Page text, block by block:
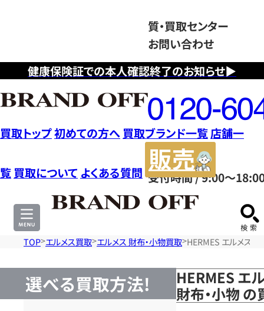
健康保険証での本人確認終了のお知らせ▶
質・買取センター
お問い合わせ
フ
リ
ー
ダ
イ
ヤ
ル
0120604117
受付時間 / 9:00～
買取トップ初めての方へ 買取ブランド一覧店舗一
覧 買取について よくある質問
サ
TOP エルメス買取 エルメス 財布・小物買取 HERMES エルメス ｱ
選べる買取方法!
HERMES エ
財布・小物